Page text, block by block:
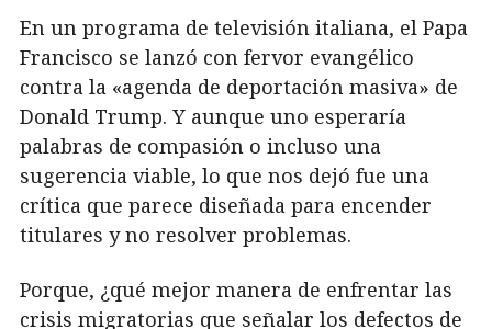
En un programa de televisión italiana, el Papa
Francisco se lanzó con fervor evangélico
contra la «agenda de deportación masiva» de
Donald Trump. Y aunque uno esperaría
palabras de compasión o incluso una
sugerencia viable, lo que nos dejó fue una
crítica que parece diseñada para encender
titulares y no resolver problemas.
Porque, ¿qué mejor manera de enfrentar las
crisis migratorias que señalar los defectos de